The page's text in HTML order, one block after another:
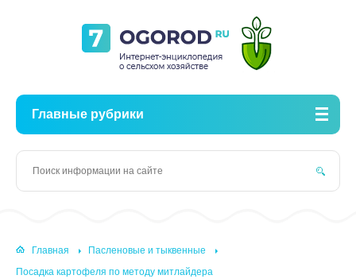
Главные рубрики
Главная
Пасленовые и тыквенные
Посадка картофеля по методу митлайдера